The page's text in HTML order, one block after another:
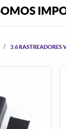
3.6 RASTREADORES